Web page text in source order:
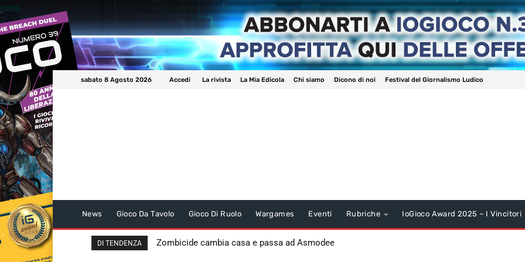
sabato 8 Agosto 2026 Accedi La rivista La Mia Edicola Chi siamo Dicono di noi Festival del Giornalismo Ludico
News Gioco Da Tavolo Gioco Di Ruolo Wargames Eventi Rubriche IoGioco Award 2025 – I Vincitori
DI TENDENZA Zombicide cambia casa e passa ad Asmodee